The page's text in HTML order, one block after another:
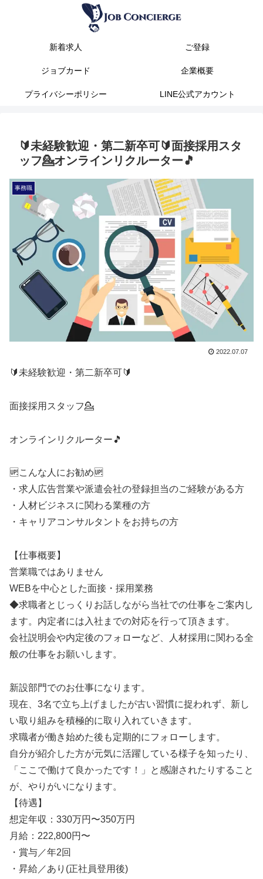
新着求人 ご登録
ジョブカード 企業概要
プライバシーポリシー LINE公式アカウント
🔰未経験歓迎・第二新卒可🔰面接採用スタ
ッフ💁オンラインリクルーター🎵
事務職
2022.07.07
🔰未経験歓迎・第二新卒可🔰
面接採用スタッフ💁
オンラインリクルーター🎵
🆙こんな人にお勧め🆙
・求人広告営業や派遣会社の登録担当のご経験がある方
・人材ビジネスに関わる業種の方
・キャリアコンサルタントをお持ちの方
【仕事概要】
営業職ではありません
WEBを中心とした面接・採用業務
◆求職者とじっくりお話しながら当社での仕事をご案内し
ます。内定者には入社までの対応を行って頂きます。
会社説明会や内定後のフォローなど、人材採用に関わる全
般の仕事をお願いします。
新設部門でのお仕事になります。
現在、3名で立ち上げましたが古い習慣に捉われず、新し
い取り組みを積極的に取り入れていきます。
求職者が働き始めた後も定期的にフォローします。
自分が紹介した方が元気に活躍している様子を知ったり、
「ここで働けて良かったです！」と感謝されたりすること
が、やりがいになります。
【待遇】
想定年収：330万円〜350万円
月給：222,800円〜
・賞与／年2回
・昇給／あり(正社員登用後)